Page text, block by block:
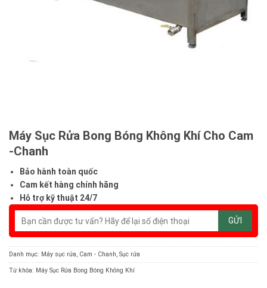
Máy Sục Rửa Bong Bóng Không Khí Cho Cam
-Chanh
Bảo hành toàn quốc
Cam kết hàng chính hãng
Hỗ trợ kỹ thuật 24/7
Danh mục: Máy sục rửa, Cam - Chanh, Sục rửa
Từ khóa: Máy Sục Rửa Bong Bóng Không Khí